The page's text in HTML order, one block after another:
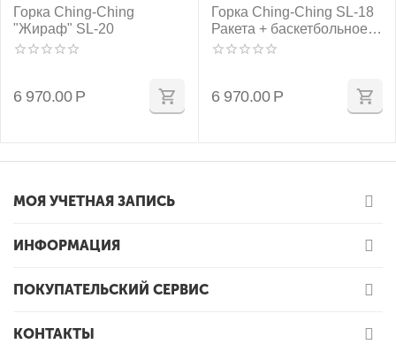
Горка Ching-Ching
"Жираф" SL-20
6 970.00 Р
Горка Ching-Ching SL-18
Ракета + баскетбольное
кольцо
6 970.00 Р
МОЯ УЧЕТНАЯ ЗАПИСЬ
ИНФОРМАЦИЯ
ПОКУПАТЕЛЬСКИЙ СЕРВИС
КОНТАКТЫ